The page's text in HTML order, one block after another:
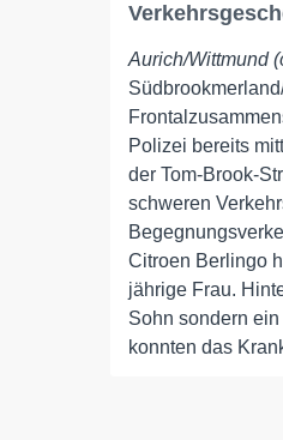
Aurich/Wittmund
Polizei bereits
der Tom-Brook-
schweren
Citroen Berlingo
jährige Frau.
Sohn sondern
konnten das